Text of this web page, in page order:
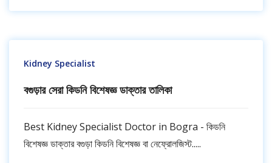
Kidney Specialist
বগুড়ার সেরা কিডনি বিশেষজ্ঞ ডাক্তার তালিকা
Best Kidney Specialist Doctor in Bogra - কিডনি
বিশেষজ্ঞ ডাক্তার বগুড়া কিডনি বিশেষজ্ঞ বা নেফ্রোলজিস্ট.....